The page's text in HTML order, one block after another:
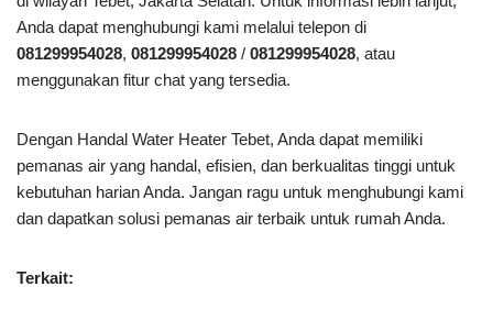
Anda dapat menghubungi kami melalui telepon di
081299954028, 081299954028 / 081299954028, atau
menggunakan fitur chat yang tersedia.
Dengan Handal Water Heater Tebet, Anda dapat memiliki
pemanas air yang handal, efisien, dan berkualitas tinggi untuk
kebutuhan harian Anda. Jangan ragu untuk menghubungi kami
dan dapatkan solusi pemanas air terbaik untuk rumah Anda.
Terkait: